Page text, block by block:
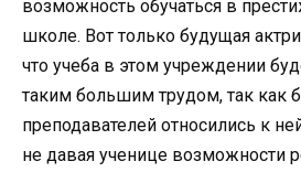
возможность обучаться в
школе. Вот только будущая
что учеба в этом учреждении
таким большим трудом, так как
преподавателей относились к
не давая ученице возможности